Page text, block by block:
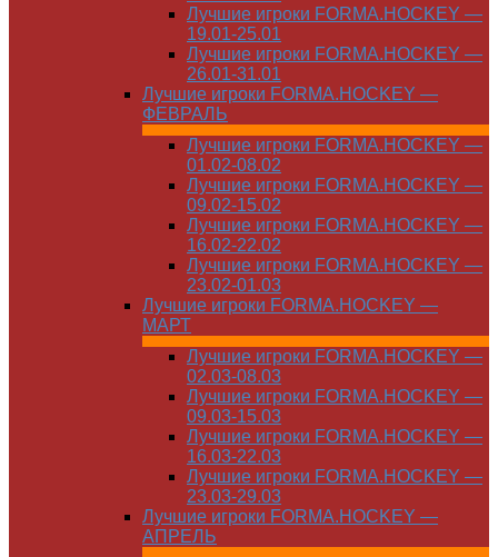
Лучшие игроки FORMA.HOCKEY —
19.01-25.01
Лучшие игроки FORMA.HOCKEY —
26.01-31.01
Лучшие игроки FORMA.HOCKEY —
ФЕВРАЛЬ
Лучшие игроки FORMA.HOCKEY —
01.02-08.02
Лучшие игроки FORMA.HOCKEY —
09.02-15.02
Лучшие игроки FORMA.HOCKEY —
16.02-22.02
Лучшие игроки FORMA.HOCKEY —
23.02-01.03
Лучшие игроки FORMA.HOCKEY —
МАРТ
Лучшие игроки FORMA.HOCKEY —
02.03-08.03
Лучшие игроки FORMA.HOCKEY —
09.03-15.03
Лучшие игроки FORMA.HOCKEY —
16.03-22.03
Лучшие игроки FORMA.HOCKEY —
23.03-29.03
Лучшие игроки FORMA.HOCKEY —
АПРЕЛЬ